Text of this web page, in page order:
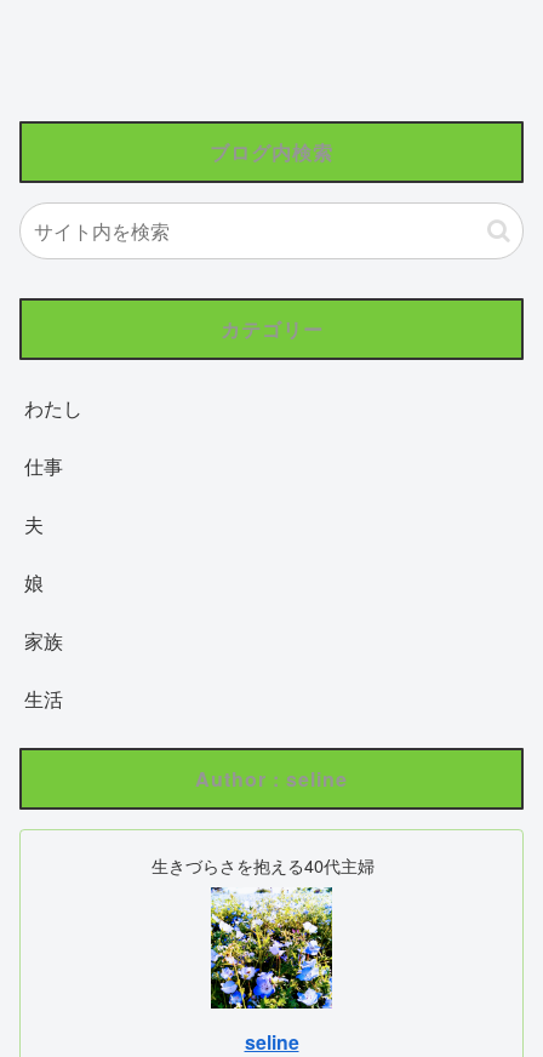
ブログ内検索
カテゴリー
わたし
仕事
夫
娘
家族
生活
Author : seline
生きづらさを抱える40代主婦
seline